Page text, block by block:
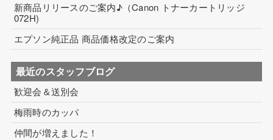
新商品リリースのご案内♪（Canon トナーカートリッジ
072H)
エプソン純正品 商品価格改定のご案内
最近のスタッフブログ
歓迎会＆送別会
梅雨時のカッパ
仲間が増えました！